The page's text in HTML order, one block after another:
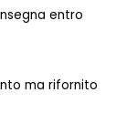
entro
ma rifornito